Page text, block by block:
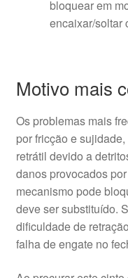
bloquear em
encaixar/soltar
Motivo mais
Os problemas mais
por fricção e
retrátil devido a
danos provocados
mecanismo pode
deve ser substituído.
dificuldade de
falha de engate no